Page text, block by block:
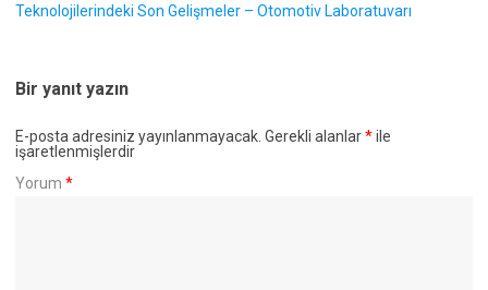
Teknolojilerindeki Son Gelişmeler – Otomotiv Laboratuvarı
Bir yanıt yazın
E-posta adresiniz yayınlanmayacak. Gerekli alanlar*ile
işaretlenmişlerdir
Yorum *